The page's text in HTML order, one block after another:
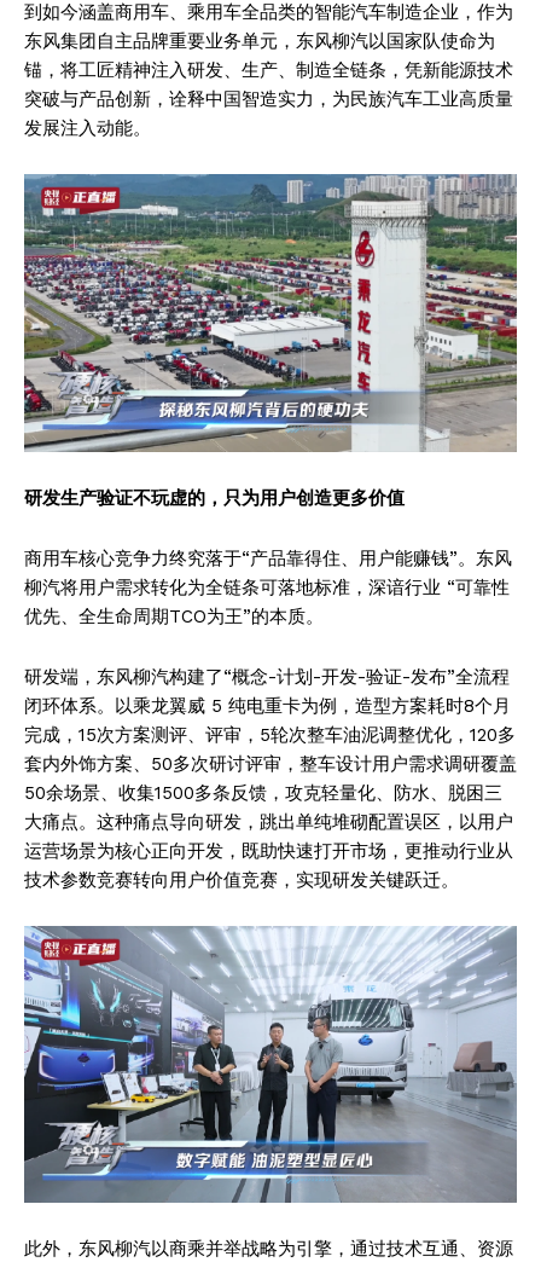
到如今涵盖商用车、乘用车全品类的智能汽车制造企业，作为
东风集团自主品牌重要业务单元，东风柳汽以国家队使命为
锚，将工匠精神注入研发、生产、制造全链条，凭新能源技术
突破与产品创新，诠释中国智造实力，为民族汽车工业高质量
发展注入动能。
研发生产验证不玩虚的，只为用户创造更多价值
商用车核心竞争力终究落于“产品靠得住、用户能赚钱”。东风
柳汽将用户需求转化为全链条可落地标准，深谙行业 “可靠性
优先、全生命周期TCO为王”的本质。
研发端，东风柳汽构建了“概念-计划-开发-验证-发布”全流程
闭环体系。以乘龙翼威 5 纯电重卡为例，造型方案耗时8个月
完成，15次方案测评、评审，5轮次整车油泥调整优化，120多
套内外饰方案、50多次研讨评审，整车设计用户需求调研覆盖
50余场景、收集1500多条反馈，攻克轻量化、防水、脱困三
大痛点。这种痛点导向研发，跳出单纯堆砌配置误区，以用户
运营场景为核心正向开发，既助快速打开市场，更推动行业从
技术参数竞赛转向用户价值竞赛，实现研发关键跃迁。
此外，东风柳汽以商乘并举战略为引擎，通过技术互通、资源